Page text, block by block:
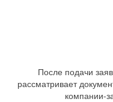
После подачи
рассматривает
компании-